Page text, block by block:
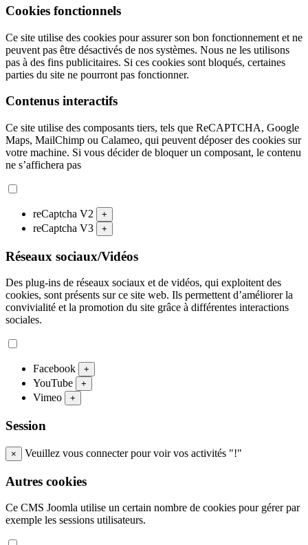
Cookies fonctionnels
Ce site utilise des cookies pour assurer son bon fonctionnement et ne
peuvent pas être désactivés de nos systèmes. Nous ne les utilisons
pas à des fins publicitaires. Si ces cookies sont bloqués, certaines
parties du site ne pourront pas fonctionner.
Contenus interactifs
Ce site utilise des composants tiers, tels que ReCAPTCHA, Google
Maps, MailChimp ou Calameo, qui peuvent déposer des cookies sur
votre machine. Si vous décider de bloquer un composant, le contenu
ne s’affichera pas
reCaptcha V2 +
reCaptcha V3 +
Réseaux sociaux/Vidéos
Des plug-ins de réseaux sociaux et de vidéos, qui exploitent des
cookies, sont présents sur ce site web. Ils permettent d’améliorer la
convivialité et la promotion du site grâce à différentes interactions
sociales.
Facebook +
YouTube +
Vimeo +
Session
× Veuillez vous connecter pour voir vos activités "!"
Autres cookies
Ce CMS Joomla utilise un certain nombre de cookies pour gérer par
exemple les sessions utilisateurs.